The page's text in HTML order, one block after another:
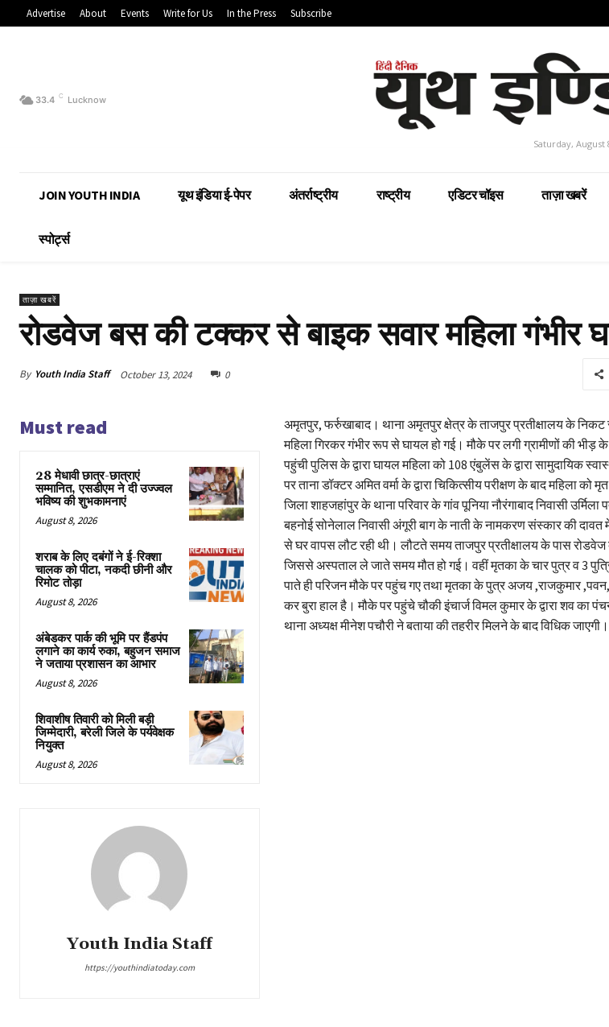
Advertise About Events Write for Us In the Press Subscribe
33.4 C Lucknow
Saturday, August
JOIN YOUTH INDIA यूथ इंडिया ई-पेपर अंतर्राष्ट्रीय राष्ट्रीय एडिटर चॉइस ताज़ा खबरें
स्पोर्ट्स
ताज़ा खबरें
रोडवेज बस की टक्कर से बाइक सवार महिला गंभीर
By Youth India Staff October 13, 2024 0
Must read
28 मेधावी छात्र-छात्राएं
सम्मानित, एसडीएम ने दी उज्ज्वल
भविष्य की शुभकामनाएं
August 8, 2026
शराब के लिए दबंगों ने ई-रिक्शा
चालक को पीटा, नकदी छीनी और
रिमोट तोड़ा
August 8, 2026
अंबेडकर पार्क की भूमि पर हैंडपंप
लगाने का कार्य रुका, बहुजन समाज
ने जताया प्रशासन का आभार
August 8, 2026
शिवाशीष तिवारी को मिली बड़ी
जिम्मेदारी, बरेली जिले के पर्यवेक्षक
नियुक्त
August 8, 2026
Youth India Staff
https://youthindiatoday.com
अमृतपुर, फर्रुखाबाद। थाना अमृतपुर क्षेत्र के ताजपुर प्रतीक्षालय के
महिला गिरकर गंभीर रूप से घायल हो गई। मौके पर लगी ग्रामीणों की भीड़
पहुंची पुलिस के द्वारा घायल महिला को 108 एंबुलेंस के द्वारा सामुदायिक
पर ताना डॉक्टर अमित वर्मा के द्वारा चिकित्सीय परीक्षण के बाद महिला को
जिला शाहजहांपुर के थाना परिवार के गांव पूनिया नौरंगाबाद निवासी
बहनोई सोनेलाल निवासी अंगूरी बाग के नाती के नामकरण संस्कार की
से घर वापस लौट रही थी। लौटते समय ताजपुर प्रतीक्षालय के पास
जिससे अस्पताल ले जाते समय मौत हो गई। वहीं मृतका के चार पुत्र व 3
पाते ही परिजन मौके पर पहुंच गए तथा मृतका के पुत्र अजय ,राजकुमार
कर बुरा हाल है। मौके पर पहुंचे चौकी इंचार्ज विमल कुमार के द्वारा शव का
थाना अध्यक्ष मीनेश पचौरी ने बताया की तहरीर मिलने के बाद विधिक जाएगी।